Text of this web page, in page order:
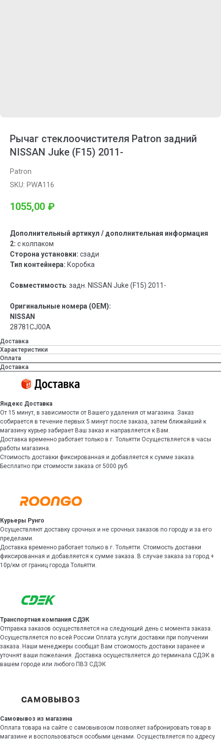
Рычаг стеклоочистителя Patron задний
NISSAN Juke (F15) 2011-
Patron
SKU: PWA116
1055,00 ₽
Дополнительный артикул / дополнительная информация
2: с колпаком
Сторона установки: сзади
Тип контейнера: Коробка
Совместимость: задн. NISSAN Juke (F15) 2011-
Оригинальные номера (OEM):
NISSAN
28781CJ00A
Доставка
Характеристики
Оплата
Доставка
Яндекс Доставка
От 15 минут, в зависимости от Вашего удаления от магазина. Заказ
собирается в течение первых 5 минут после заказа, затем ближайший к
магазину курьер забирает Ваш заказ и направляется к Вам.
Доставка временно работает только в г. Тольятти Осуществляется в часы
работы магазина.
Стоимость доставки фиксированная и добавляется к сумме заказа.
Бесплатно при стоимости заказа от 5000 руб.
Курьеры Рунго
Осуществляют доставку срочных и не срочных заказов по городу и за его
пределами.
Доставка временно работает только в г. Тольятти. Стоимость доставки
фиксированная и добавляется к сумме заказа. В случае заказа за город +
10р/км от границ города Тольятти.
Транспортная компания СДЭК
Отправка заказов осуществляется на следующий день с момента заказа.
Осуществляется по всей России Оплата услуги доставки при получении
заказа. Наши менеджеры сообщат Вам стоиомость доставки заранее и
уточнят ваши пожелания. Доставка осуществляется до терминала СДЭК в
вашем городе или любого ПВЗ СДЭК
Самовывоз из магазина
Оплата товара на сайте с самовывозом позволяет забронировать товар в
магазине и воспользоваться особыми ценами. Осуществляется по адресу